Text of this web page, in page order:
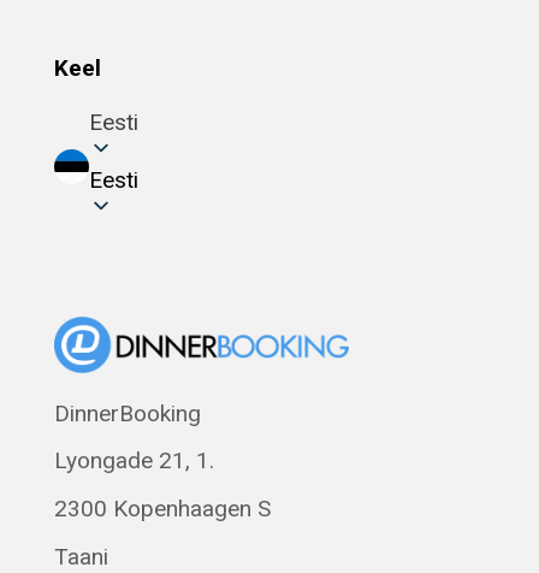
Keel
Eesti
Eesti
DinnerBooking
Lyongade 21, 1.
2300 Kopenhaagen S
Taani